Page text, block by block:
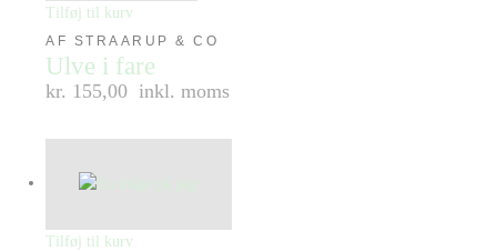
Tilføj til kurv
AF STRAARUP & CO
Ulve i fare
kr. 155,00 inkl. moms
Tilføj til kurv